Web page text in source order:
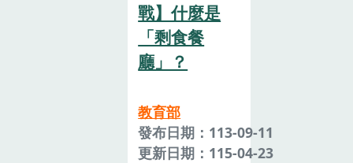
戰】什麼是
「剩食餐
廳」？
教育部
發布日期：113-09-11
更新日期：115-04-23